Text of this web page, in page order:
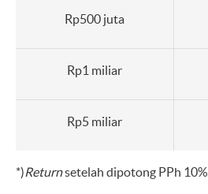
Rp500 juta
Rp1 miliar
Rp5 miliar
*)Returnsetelah dipotong PPh 10%